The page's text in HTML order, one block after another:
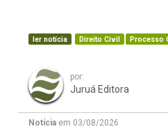
ler notícia Direito Civil Processo
por:
Juruá Editora
Notícia em 03/08/2026